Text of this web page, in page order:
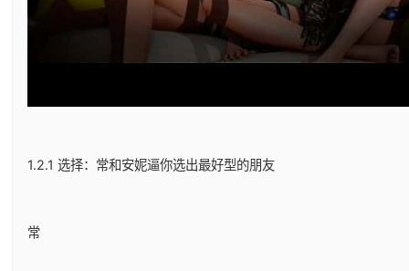
1.2.1 选择：常和安妮逼你选出最好型的朋友
常